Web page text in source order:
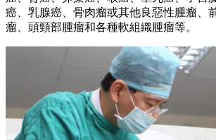
癌、乳腺癌、骨肉瘤或其他良惡性腫瘤、
瘤、頭頸部腫瘤和各種軟組織腫瘤等。